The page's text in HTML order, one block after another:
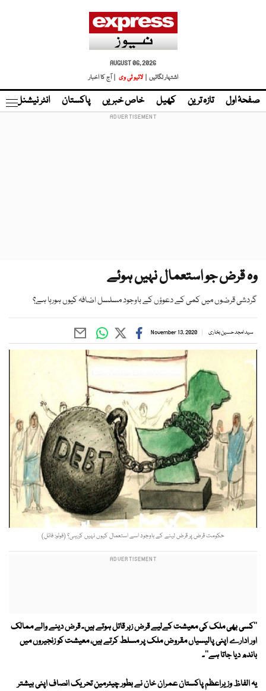
AUGUST 06, 2026
اشتہار لگائیں |
لائیو ٹی وی | آج کا اخبار
صفحۂ اول تازہ ترین کھیل خاص خبریں پاکستان انٹر نیشنل
وہ قرض جو استعمال نہیں ہوئے
گردشی قرضوں میں کمی کے دعوؤں کے باوجود مسلسل اضافہ کیوں ہورہا ہے؟
سید امجد حسین بخاری November 13, 2020
حکومت قرض پر قرض لینے کے باوجود اسے استعمال کیوں نہیں کررہی؟ (فوٹو: فائل)
''کسی بھی ملک کی معیشت کےلیے قرض زہر قاتل ہوتے ہیں۔ قرض دینے والے ممالک
اور ادارے اپنی پالیسیاں مقروض ملک پر مسلط کرتے ہیں، معیشت کو زنجیروں میں
باندھ دیا جاتا ہے''۔
یہ الفاظ وزیراعظم پاکستان عمران خان نے بطور چیئرمین تحریک انصاف اپنی بیشتر